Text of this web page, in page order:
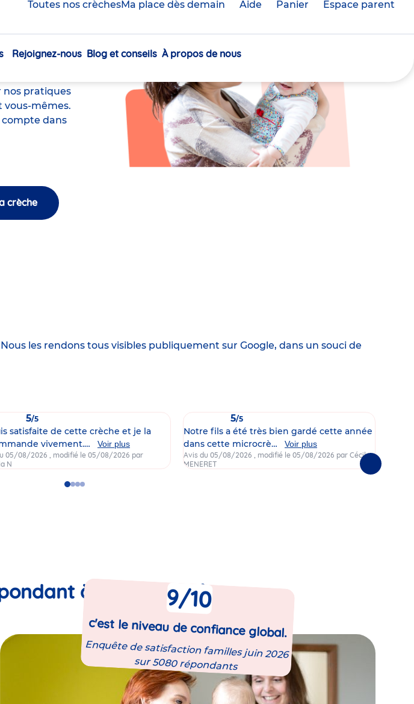
Toutes nos crèchesMa place dès demain Aide Panier crèche(s)
Espace parent
Navigation
Rejoignez-nous Blog et conseils À propos de nous
L'avis de
nos pratiques
mêmes.
compte dans
crèche
les rendons tous visibles publiquement sur Google, dans un souci de
5/5
satisfaite de cette crèche et je la
vivement.…
Voir plus
05/08/2026 , modifié le 05/08/2026 par
N
5/5
Notre fils a été très bien gardé cette année
dans cette microcrè…
Voir plus
Avis du 05/08/2026 , modifié le 05/08/2026 par Cécile
MENERET
Suivantes
GoGo
GoGo
à notre enquête
9/10
c'est le niveau de confiance global.
Enquête de satisfaction familles juin 2026
sur 5080 répondants